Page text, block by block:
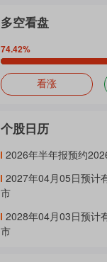
多空看盘
74.42%
看涨
个股日历
2026年半年报预约
2027年04月05日预计
市
2028年04月03日预计
市